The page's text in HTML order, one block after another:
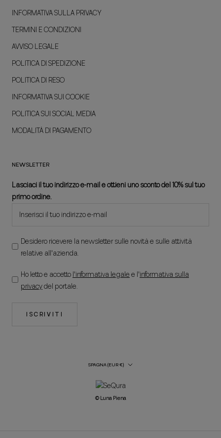
INFORMATIVA SULLA PRIVACY
TERMINI E CONDIZIONI
AVVISO LEGALE
POLITICA DI SPEDIZIONE
POLITICA DI RESO
INFORMATIVA SUI COOKIE
POLITICA SUI SOCIAL MEDIA
MODALITÀ DI PAGAMENTO
NEWSLETTER
Lasciaci il tuo indirizzo e-mail e ottieni uno sconto del 10% sul tuo
primo ordine.
Desidero ricevere la newsletter sulle novità e sulle attività
relative all'azienda.
Ho letto e accettol'informativa legalee l'informativa sulla
privacydel portale.
ISCRIVITI
Paese/regione
SPAGNA (EUR €)
© Luna Piena